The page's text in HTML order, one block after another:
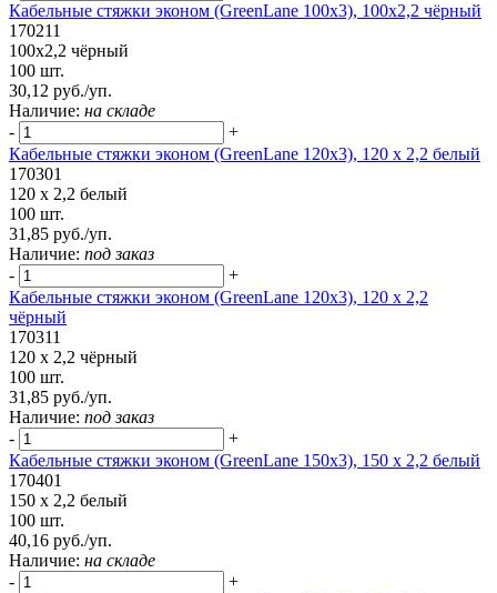
Кабельные стяжки эконом (GreenLane 100х3), 100x2,2 чёрный
170211
100x2,2 чёрный
100 шт.
30,12 руб./уп.
Наличие: на складе
-
+
Кабельные стяжки эконом (GreenLane 120x3), 120 x 2,2 белый
170301
120 x 2,2 белый
100 шт.
31,85 руб./уп.
Наличие: под заказ
-
+
Кабельные стяжки эконом (GreenLane 120x3), 120 x 2,2
чёрный
170311
120 x 2,2 чёрный
100 шт.
31,85 руб./уп.
Наличие: под заказ
-
+
Кабельные стяжки эконом (GreenLane 150х3), 150 х 2,2 белый
170401
150 х 2,2 белый
100 шт.
40,16 руб./уп.
Наличие: на складе
-
+